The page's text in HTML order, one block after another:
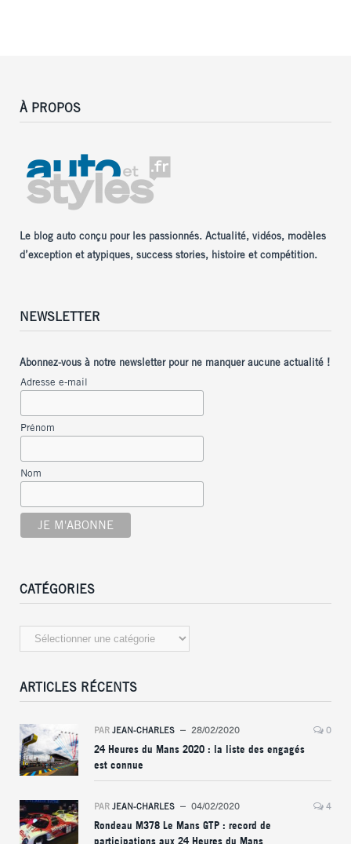
À PROPOS
Le blog auto conçu pour les passionnés. Actualité, vidéos, modèles
d’exception et atypiques, success stories, histoire et compétition.
NEWSLETTER
Abonnez-vous à notre newsletter pour ne manquer aucune actualité !
Adresse e-mail
Prénom
Nom
CATÉGORIES
Catégories
ARTICLES RÉCENTS
PAR JEAN-CHARLES 28/02/2020 0
24 Heures du Mans 2020 : la liste des engagés
est connue
PAR JEAN-CHARLES 04/02/2020 4
Rondeau M378 Le Mans GTP : record de
participations aux 24 Heures du Mans